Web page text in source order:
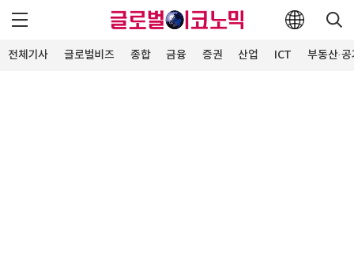
전체기사 글로벌비즈 종합 금융 증권 산업 ICT 부동산·